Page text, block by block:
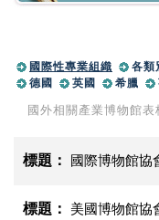
國際性專業組織 各類
德國
英國 希臘
國外相關產業博物館表
國際博物館協
美國博物館協